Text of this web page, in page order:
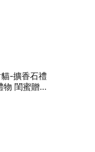
-擴香石禮
閨蜜贈禮